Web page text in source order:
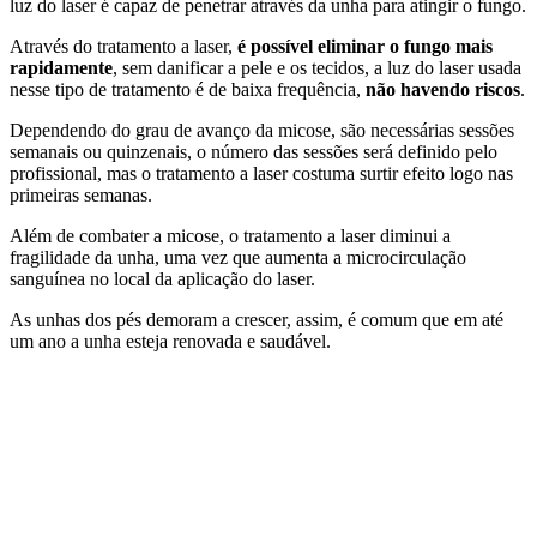
luz do laser é capaz de penetrar através da unha para atingir o fungo.
Através do tratamento a laser, é possível eliminar o fungo mais
rapidamente, sem danificar a pele e os tecidos, a luz do laser usada
nesse tipo de tratamento é de baixa frequência, não havendo riscos.
Dependendo do grau de avanço da micose, são necessárias sessões
semanais ou quinzenais, o número das sessões será definido pelo
profissional, mas o tratamento a laser costuma surtir efeito logo nas
primeiras semanas.
Além de combater a micose, o tratamento a laser diminui a
fragilidade da unha, uma vez que aumenta a microcirculação
sanguínea no local da aplicação do laser.
As unhas dos pés demoram a crescer, assim, é comum que em até
um ano a unha esteja renovada e saudável.